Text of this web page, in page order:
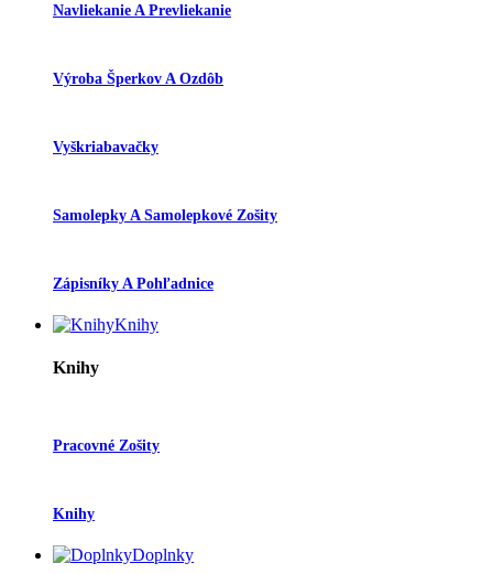
Navliekanie A Prevliekanie
Výroba Šperkov A Ozdôb
Vyškriabavačky
Samolepky A Samolepkové Zošity
Zápisníky A Pohľadnice
Knihy
Knihy
Pracovné Zošity
Knihy
Doplnky